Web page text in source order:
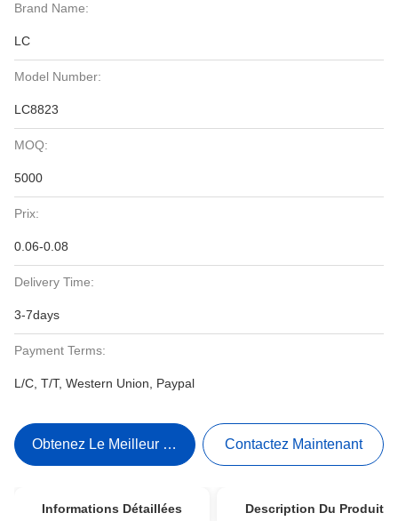
Brand Name:
LC
Model Number:
LC8823
MOQ:
5000
Prix:
0.06-0.08
Delivery Time:
3-7days
Payment Terms:
L/C, T/T, Western Union, Paypal
Obtenez Le Meilleur Prix Contactez Maintenant
Informations Détaillées Description Du Produit